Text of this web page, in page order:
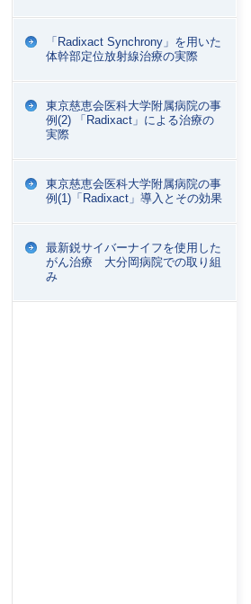
「Radixact Synchrony」を用いた
体幹部定位放射線治療の実際
東京慈恵会医科大学附属病院の事
例(2) 「Radixact」による治療の
実際
東京慈恵会医科大学附属病院の事
例(1)「Radixact」導入とその効果
最新鋭サイバーナイフを使用した
がん治療 大分岡病院での取り組
み